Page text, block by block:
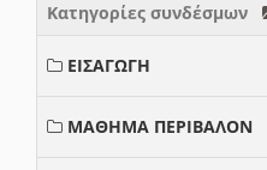
Κατηγορίες συνδέσμων
ΕΙΣΑΓΩΓΗ
ΜΑΘΗΜΑ ΠΕΡΙΒΑΛΟΝ